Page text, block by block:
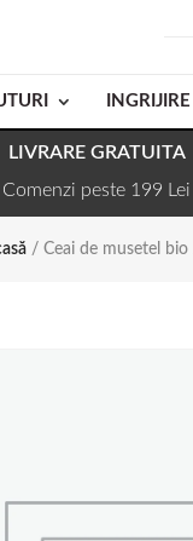
LIVRARE GRATUITA
Comenzi peste 199 Lei
/ Ceai de musetel